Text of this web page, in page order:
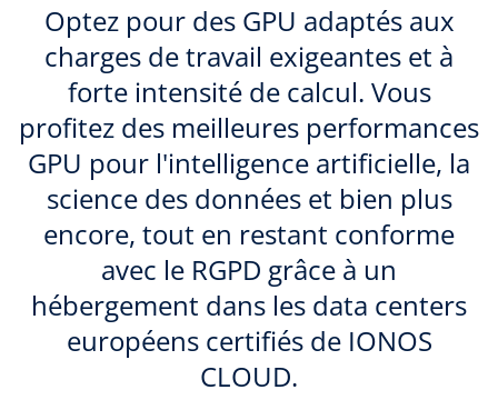
Optez pour des GPU adaptés aux
charges de travail exigeantes et à
forte intensité de calcul. Vous
profitez des meilleures performances
GPU pour l'intelligence artificielle, la
science des données et bien plus
encore, tout en restant conforme
avec le RGPD grâce à un
hébergement dans les data centers
européens certifiés de IONOS
CLOUD.